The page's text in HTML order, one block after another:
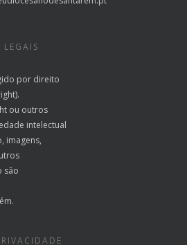
LEGAIS
por direito
ou outros
intelectual
imagens,
são